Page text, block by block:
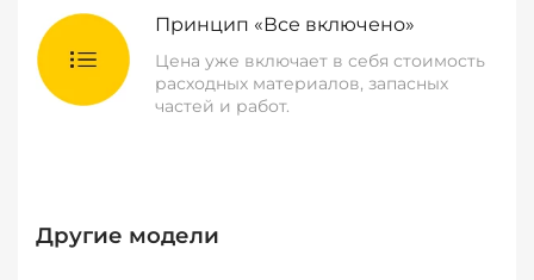
Принцип «Все включено»
Цена уже включает в себя стоимость
расходных материалов, запасных
частей и работ.
Другие модели